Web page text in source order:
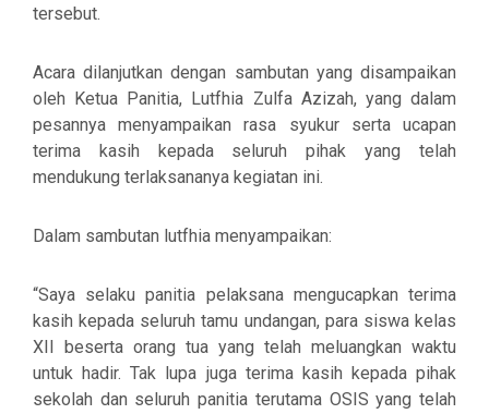
tersebut.
Acara dilanjutkan dengan sambutan yang disampaikan
oleh Ketua Panitia, Lutfhia Zulfa Azizah, yang dalam
pesannya menyampaikan rasa syukur serta ucapan
terima kasih kepada seluruh pihak yang telah
mendukung terlaksananya kegiatan ini.
Dalam sambutan lutfhia menyampaikan:
“Saya selaku panitia pelaksana mengucapkan terima
kasih kepada seluruh tamu undangan, para siswa kelas
XII beserta orang tua yang telah meluangkan waktu
untuk hadir. Tak lupa juga terima kasih kepada pihak
sekolah dan seluruh panitia terutama OSIS yang telah